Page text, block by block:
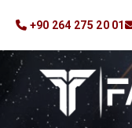
+90 264 275 20 01